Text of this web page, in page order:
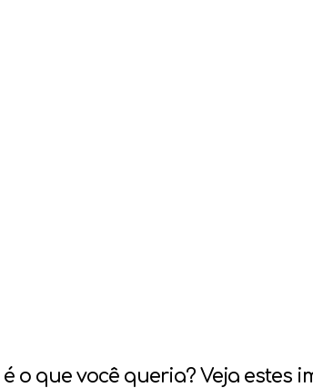
é o que você queria? Veja estes